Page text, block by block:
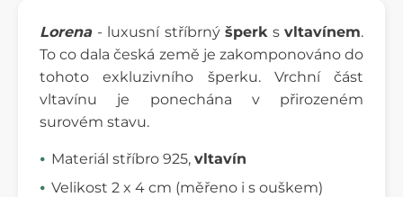
Lorena- luxusní stříbrný šperk s vltavínem.
To co dala česká země je zakomponováno do
tohoto exkluzivního šperku. Vrchní část
vltavínu je ponechána v přirozeném
surovém stavu.
Materiál stříbro 925, vltavín
Velikost 2 x 4 cm (měřeno i s ouškem)